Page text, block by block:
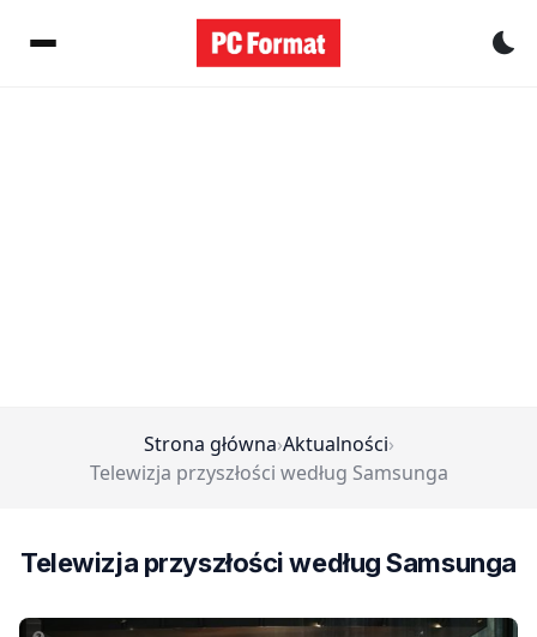
Strona główna›Aktualności›
Telewizja przyszłości według Samsunga
Telewizja przyszłości według Samsunga